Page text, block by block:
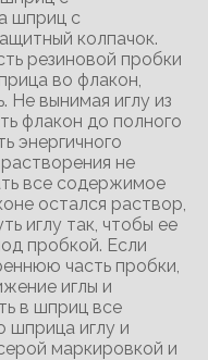
шприц с
колпачок.
резиновой пробки
во флакон,
вынимая иглу из
флакон до полного
энергичного
не
все содержимое
остался раствор,
иглу так, чтобы ее
пробкой. Если
часть пробки,
иглы и
в шприц все
шприца иглу и
маркировкой и